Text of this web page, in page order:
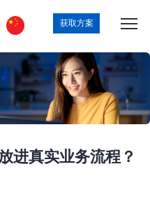
获取方案
进真实业务流程？